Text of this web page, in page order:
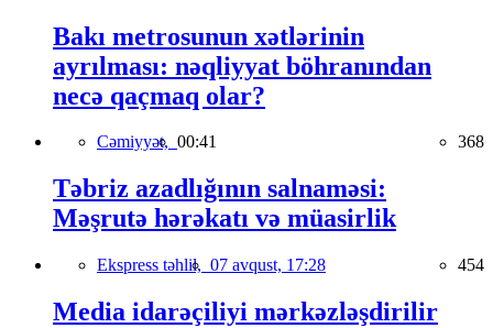
Bakı metrosunun xətlərinin
ayrılması: nəqliyyat böhranından
necə qaçmaq olar?
Cəmiyyət, 00:41 368
Təbriz azadlığının salnaməsi:
Məşrutə hərəkatı və müasirlik
Ekspress təhlil, 07 avqust, 17:28 454
Media idarəçiliyi mərkəzləşdirilir